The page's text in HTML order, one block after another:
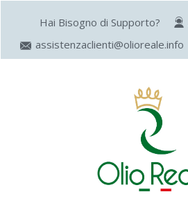
Hai Bisogno di Supporto?
assistenzaclienti@olioreale.info